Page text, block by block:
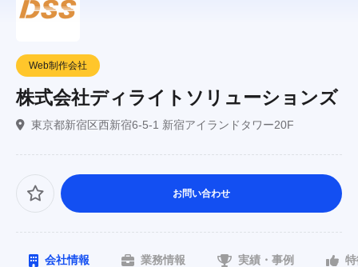
Web制作会社
株式会社ディライトソリューションズ
東京都新宿区西新宿6-5-1 新宿アイランドタワー20F
お問い合わせ
会社情報 業務情報 実績・事例